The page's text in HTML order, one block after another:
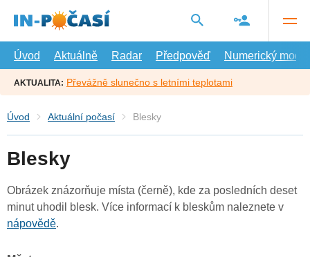
hlavní
Úvod
Aktuálně Radar Předpověď Numerický model
AKTUALITA: Převážně slunečno s letními teplotami
Úvod Aktuální počasí Blesky
Blesky
Obrázek znázorňuje místa (černě), kde za posledních deset
minut uhodil blesk. Více informací k bleskům naleznete v
nápovědě.